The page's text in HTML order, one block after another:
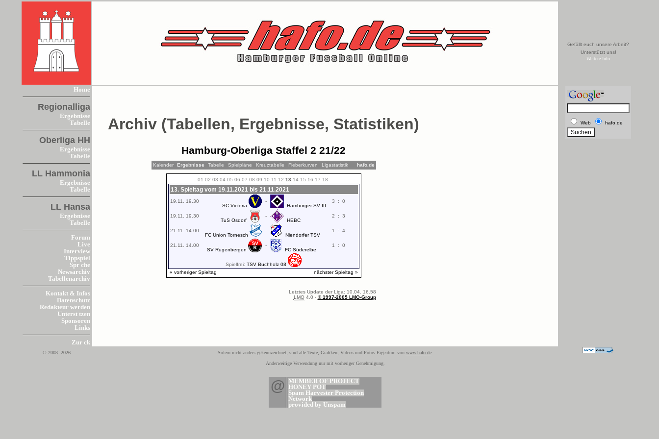
Gefällt euch unsere Arbeit?
Unterstützt uns!
Weitere Info
Home
Regionalliga
Ergebnisse
Tabelle
Oberliga HH
Ergebnisse
Tabelle
LL Hammonia
Ergebnisse
Tabelle
LL Hansa
Ergebnisse
Tabelle
Forum
Live
Interview
Tippspiel
Spr che
Newsarchiv
Tabellenarchiv
Kontakt & Infos
Datenschutz
Redakteur werden
Unterst tzen
Sponsoren
Links
Zur ck
Archiv (Tabellen, Ergebnisse, Statistiken)
Hamburg-Oberliga Staffel 2 21/22
Kalender Ergebnisse Tabelle Spielpläne Kreuztabelle Fieberkurven Ligastatistik hafo.de
01 02 03 04 05 06 07 08 09 10 11 12 13 14 15 16 17 18
13. Spieltag vom 19.11.2021 bis 21.11.2021
19.11. 19.30
SC Victoria
-
Hamburger SV III
3 : 0
19.11. 19.30
TuS Osdorf
-
HEBC
2 : 3
21.11. 14.00
FC Union Tornesch
-
Niendorfer TSV
1 : 4
21.11. 14.00
SV Rugenbergen
-
FC Süderelbe
1 : 0
Spielfrei: TSV Buchholz 08
« vorheriger Spieltag
nächster Spieltag »
Letztes Update der Liga: 10.04. 16.58
LMO4.0 - © 1997-2005 LMO-Group
Web hafo.de
© 2003- 2026 Sofern nicht anders gekennzeichnet, sind alle Texte, Grafiken, Videos und Fotos Eigentum von www.hafo.de.
Anderweitige Verwendung nur mit vorheriger Genehmigung.
@
MEMBER OF PROJECT
HONEY POT
Spam Harvester Protection
Network
provided by Unspam